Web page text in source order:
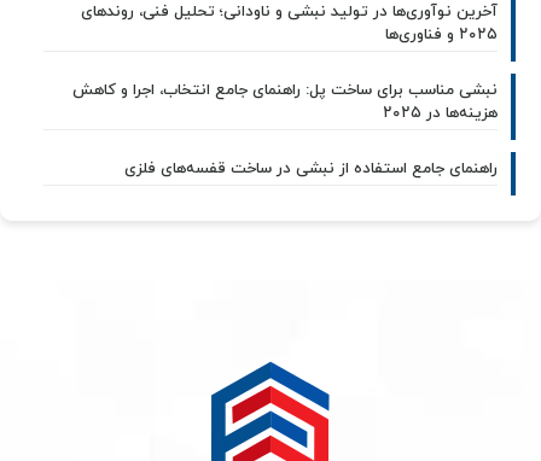
آخرین نوآوری‌ها در تولید نبشی و ناودانی؛ تحلیل فنی، روندهای
۲۰۲۵ و فناوری‌ها
نبشی مناسب برای ساخت پل: راهنمای جامع انتخاب، اجرا و کاهش
هزینه‌ها در ۲۰۲۵
راهنمای جامع استفاده از نبشی در ساخت قفسه‌های فلزی